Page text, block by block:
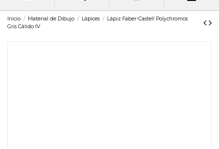
Inicio Material de Dibujo Lápices
Lápiz Faber-Castell Polychromos
Gris Cálido IV